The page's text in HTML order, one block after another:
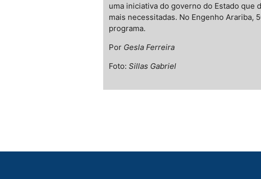
uma iniciativa do governo do Estado que
mais necessitadas. No Engenho Arariba,
programa.
Por Gesla Ferreira
Foto: Sillas Gabriel